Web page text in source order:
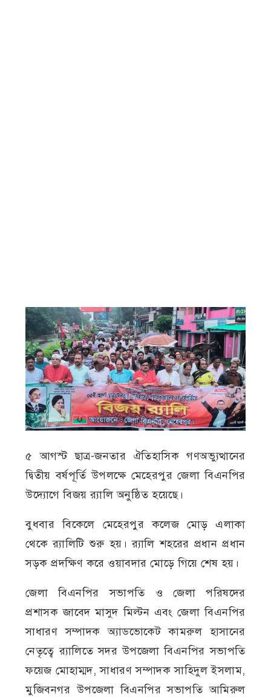
৫ আগস্ট ছাত্র-জনতার ঐতিহাসিক গণঅভ্যুত্থানের
দ্বিতীয় বর্ষপূর্তি উপলক্ষে মেহেরপুর জেলা বিএনপির
উদ্যোগে বিজয় র‍্যালি অনুষ্ঠিত হয়েছে।
বুধবার বিকেলে মেহেরপুর কলেজ মোড় এলাকা
থেকে র‍্যালিটি শুরু হয়। র‍্যালি শহরের প্রধান প্রধান
সড়ক প্রদক্ষিণ করে ওয়াবদার মোড়ে গিয়ে শেষ হয়।
জেলা বিএনপির সভাপতি ও জেলা পরিষদের
প্রশাসক জাবেদ মাসুদ মিল্টন এবং জেলা বিএনপির
সাধারণ সম্পাদক অ্যাডভোকেট কামরুল হাসানের
নেতৃত্বে র‍্যালিতে সদর উপজেলা বিএনপির সভাপতি
ফয়েজ মোহাম্মদ, সাধারণ সম্পাদক সাহিদুল ইসলাম,
মুজিবনগর উপজেলা বিএনপির সভাপতি আমিরুল